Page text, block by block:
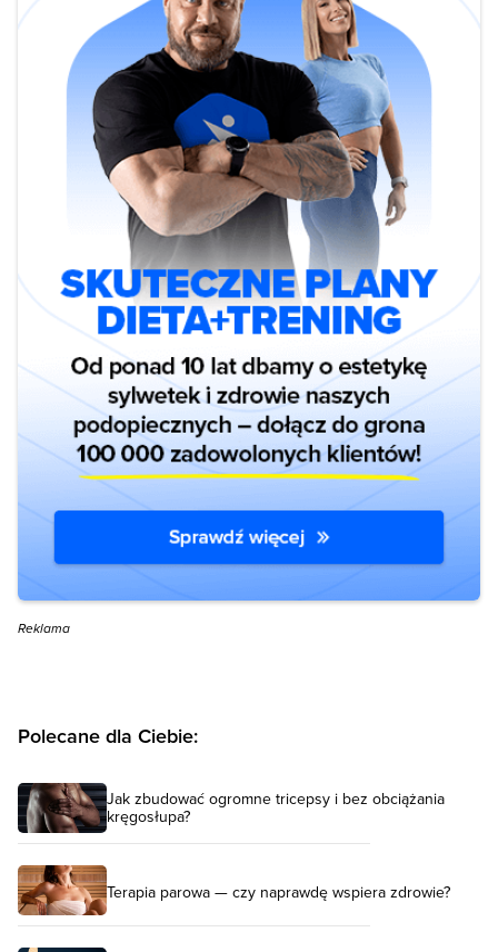
Reklama
Polecane dla Ciebie:
Jak zbudować ogromne tricepsy i bez obciążania
kręgosłupa?
Terapia parowa — czy naprawdę wspiera zdrowie?